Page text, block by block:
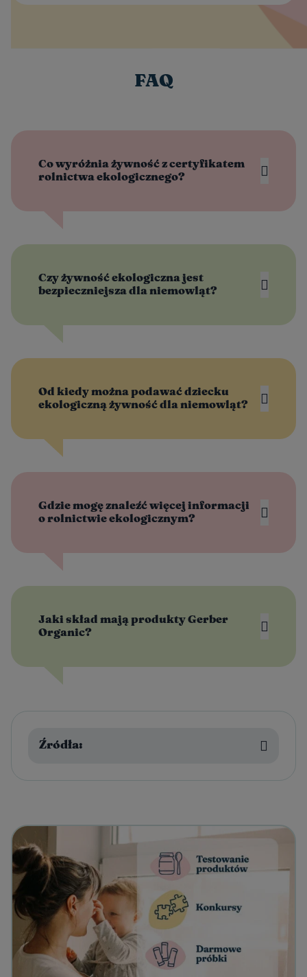
FAQ
Co wyróżnia żywność z certyfikatem
rolnictwa ekologicznego?
Czy żywność ekologiczna jest
bezpieczniejsza dla niemowląt?
Od kiedy można podawać dziecku
ekologiczną żywność dla niemowląt?
Gdzie mogę znaleźć więcej informacji
o rolnictwie ekologicznym?
Jaki skład mają produkty Gerber
Organic?
Źródła: